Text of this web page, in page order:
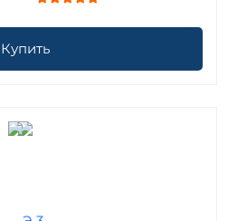
Купить